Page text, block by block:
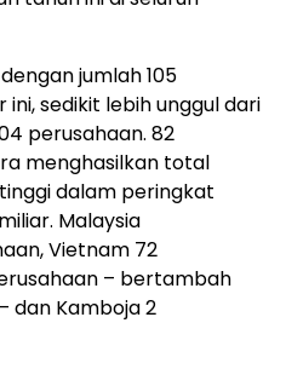
jumlah 105
sedikit lebih unggul dari
perusahaan. 82
menghasilkan total
dalam peringkat
Malaysia
Vietnam 72
– bertambah
dan Kamboja 2